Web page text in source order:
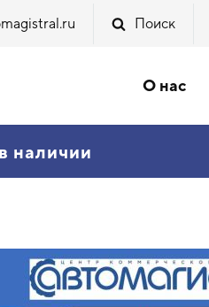
Поиск
О нас
наличии